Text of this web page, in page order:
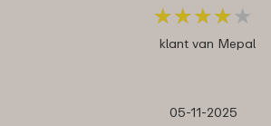
★★★★ ★
★★★★ ★
klant van Mepal
05-11-2025